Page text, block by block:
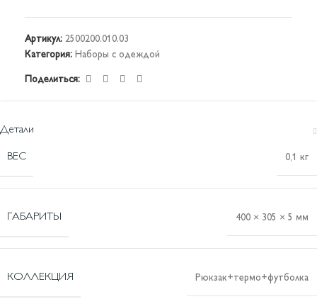
Артикул: 2500200.010.03
Категория: Наборы с одеждой
Поделиться:
Детали
ВЕС 0,1 кг
ГАБАРИТЫ 400 × 305 × 5 мм
КОЛЛЕКЦИЯ Рюкзак+термо+футболка